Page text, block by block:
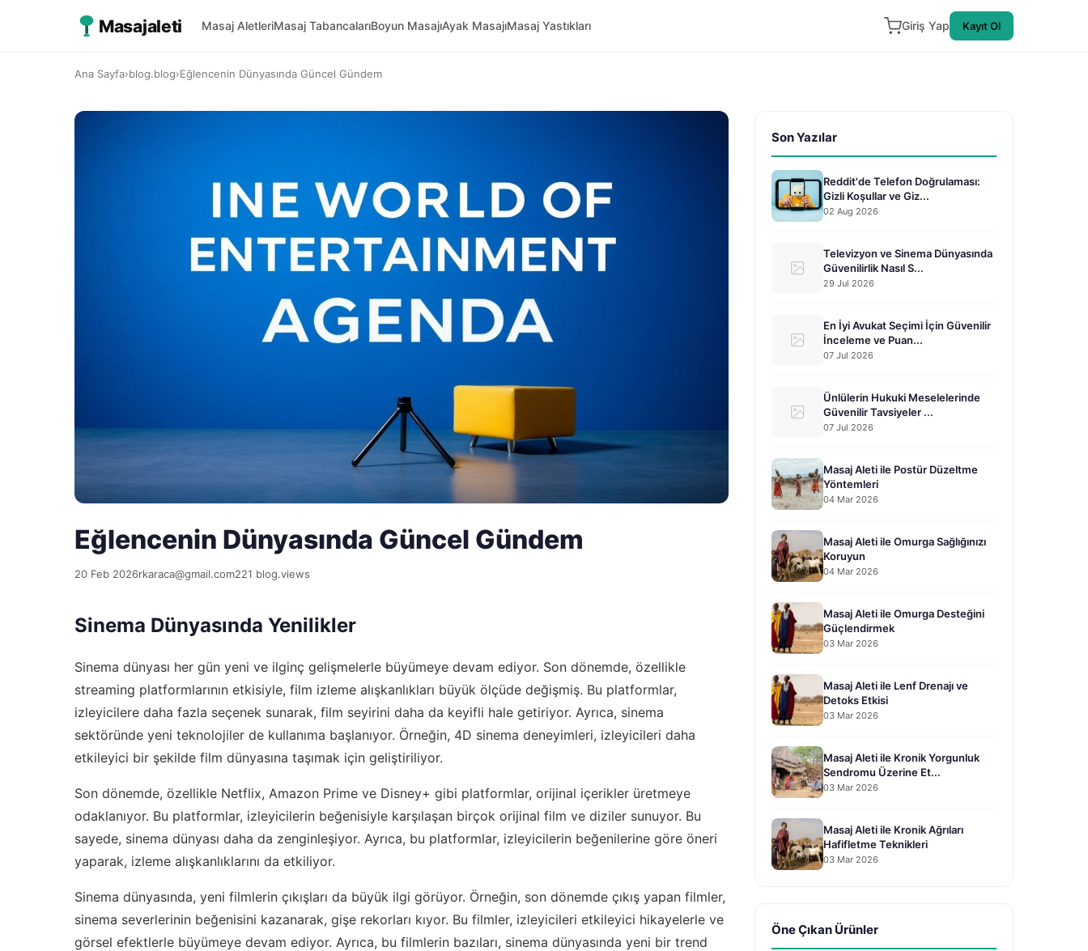
Masajaleti Masaj AletleriMasaj TabancalarıBoyun MasajıAyak MasajıMasaj Yastıkları Giriş Yap Kayıt Ol
Ana Sayfa›blog.blog›Eğlencenin Dünyasında Güncel Gündem
Eğlencenin Dünyasında Güncel Gündem
20 Feb 2026rkaraca@gmail.com221 blog.views
Sinema Dünyasında Yenilikler
Sinema dünyası her gün yeni ve ilginç gelişmelerle büyümeye devam ediyor. Son dönemde, özellikle
streaming platformlarının etkisiyle, film izleme alışkanlıkları büyük ölçüde değişmiş. Bu platformlar,
izleyicilere daha fazla seçenek sunarak, film seyirini daha da keyifli hale getiriyor. Ayrıca, sinema
sektöründe yeni teknolojiler de kullanıma başlanıyor. Örneğin, 4D sinema deneyimleri, izleyicileri daha
etkileyici bir şekilde film dünyasına taşımak için geliştiriliyor.
Son dönemde, özellikle Netflix, Amazon Prime ve Disney+ gibi platformlar, orijinal içerikler üretmeye
odaklanıyor. Bu platformlar, izleyicilerin beğenisiyle karşılaşan birçok orijinal film ve diziler sunuyor. Bu
sayede, sinema dünyası daha da zenginleşiyor. Ayrıca, bu platformlar, izleyicilerin beğenilerine göre öneri
yaparak, izleme alışkanlıklarını da etkiliyor.
Sinema dünyasında, yeni filmlerin çıkışları da büyük ilgi görüyor. Örneğin, son dönemde çıkış yapan filmler,
sinema severlerinin beğenisini kazanarak, gişe rekorları kıyor. Bu filmler, izleyicileri etkileyici hikayelerle ve
görsel efektlerle büyümeye devam ediyor. Ayrıca, bu filmlerin bazıları, sinema dünyasında yeni bir trend
Son Yazılar
Reddit'de Telefon Doğrulaması:
Gizli Koşullar ve Giz...
02 Aug 2026
Televizyon ve Sinema Dünyasında
Güvenilirlik Nasıl S...
29 Jul 2026
En İyi Avukat Seçimi İçin Güvenilir
İnceleme ve Puan...
07 Jul 2026
Ünlülerin Hukuki Meselelerinde
Güvenilir Tavsiyeler ...
07 Jul 2026
Masaj Aleti ile Postür Düzeltme
Yöntemleri
04 Mar 2026
Masaj Aleti ile Omurga Sağlığınızı
Koruyun
04 Mar 2026
Masaj Aleti ile Omurga Desteğini
Güçlendirmek
03 Mar 2026
Masaj Aleti ile Lenf Drenajı ve
Detoks Etkisi
03 Mar 2026
Masaj Aleti ile Kronik Yorgunluk
Sendromu Üzerine Et...
03 Mar 2026
Masaj Aleti ile Kronik Ağrıları
Hafifletme Teknikleri
03 Mar 2026
Öne Çıkan Ürünler